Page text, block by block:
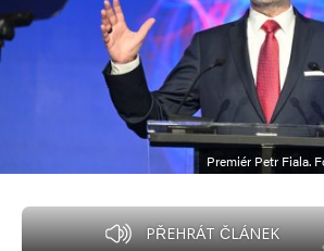
Premiér Petr Fiala.
PŘEHRÁT ČLÁNEK